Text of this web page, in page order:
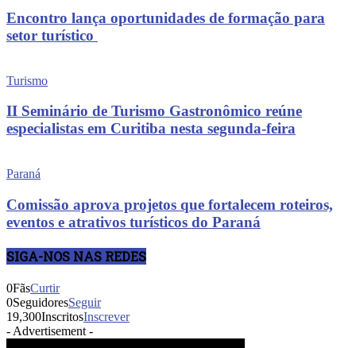
Encontro lança oportunidades de formação para
setor turístico
Turismo
II Seminário de Turismo Gastronômico reúne
especialistas em Curitiba nesta segunda-feira
Paraná
Comissão aprova projetos que fortalecem roteiros,
eventos e atrativos turísticos do Paraná
SIGA-NOS NAS REDES
0FãsCurtir
0SeguidoresSeguir
19,300InscritosInscrever
- Advertisement -